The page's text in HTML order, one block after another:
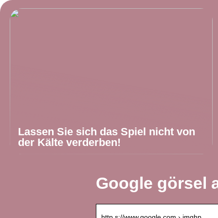
Lassen Sie sich das Spiel nicht von
der Kälte verderben!
Google görsel